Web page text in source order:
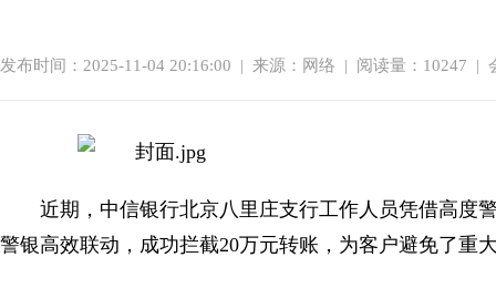
发布时间：2025-11-04 20:16:00 | 来源：网络 | 阅读量：10247 |
近期，中信银行北京八里庄支行工作人员凭借高度
警银高效联动，成功拦截20万元转账，为客户避免了重